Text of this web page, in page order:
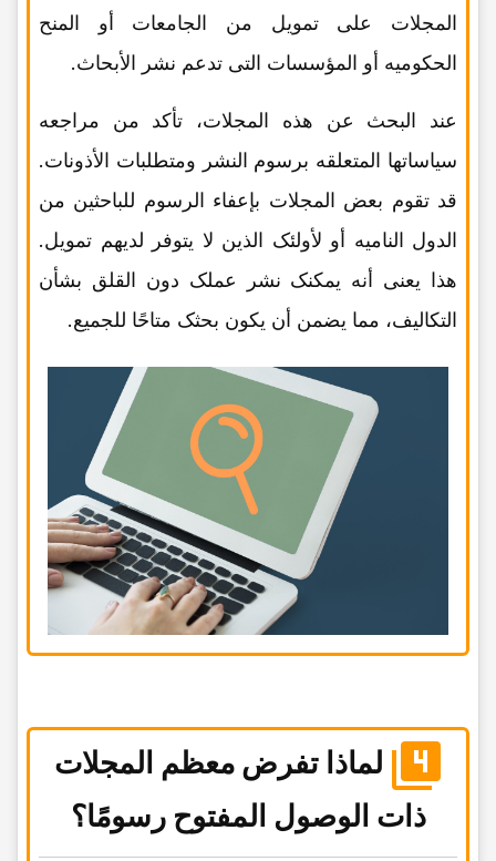
المجلات على تمویل من الجامعات أو المنح
الحکومیه أو المؤسسات التی تدعم نشر الأبحاث.
عند البحث عن هذه المجلات، تأکد من مراجعه
سیاساتها المتعلقه برسوم النشر ومتطلبات الأذونات.
قد تقوم بعض المجلات بإعفاء الرسوم للباحثین من
الدول النامیه أو لأولئک الذین لا یتوفر لدیهم تمویل.
هذا یعنی أنه یمکنک نشر عملک دون القلق بشأن
التکالیف، مما یضمن أن یکون بحثک متاحًا للجمیع.
لماذا تفرض معظم المجلات
ذات الوصول المفتوح رسومًا؟